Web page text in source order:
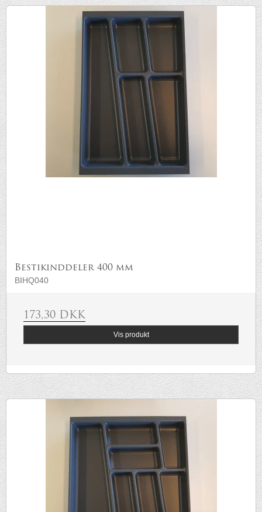
Bestikinddeler 400 mm
BIHQ040
173,30 DKK
Vis produkt